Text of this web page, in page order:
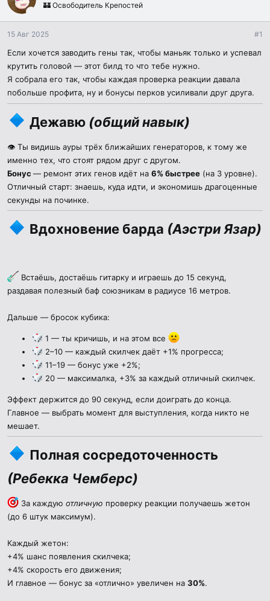
м
ы
а
т
р
🏰 Освободитель Крепостей
15 Авг 2025 #1
Если хочется заводить гены так, чтобы маньяк только и успевал
крутить головой — этот билд то что тебе нужно.
Я собрала его так, чтобы каждая проверка реакции давала
побольше профита, ну и бонусы перков усиливали друг друга.
Дежавю (общий навык)
👁 Ты видишь ауры трёх ближайших генераторов, к тому же
именно тех, что стоят рядом друг с другом.
Бонус — ремонт этих генов идёт на 6% быстрее (на 3 уровне).
Отличный старт: знаешь, куда идти, и экономишь драгоценные
секунды на починке.
Вдохновение барда (Аэстри Язар)
Встаёшь, достаёшь гитарку и играешь до 15 секунд,
раздавая полезный баф союзникам в радиусе 16 метров.
Дальше — бросок кубика:
1 — ты кричишь, и на этом все
2–10 — каждый скилчек даёт +1% прогресса;
11–19 — бонус уже +2%;
20 — максималка, +3% за каждый отличный скилчек.
Эффект держится до 90 секунд, если доиграть до конца.
Главное — выбрать момент для выступления, когда никто не
мешает.
Полная сосредоточенность
(Ребекка Чемберс)
За каждуюотличную проверку реакции получаешь жетон
(до 6 штук максимум).
Каждый жетон:
+4% шанс появления скилчека;
+4% скорость его движения;
И главное — бонус за «отлично» увеличен на 30%.